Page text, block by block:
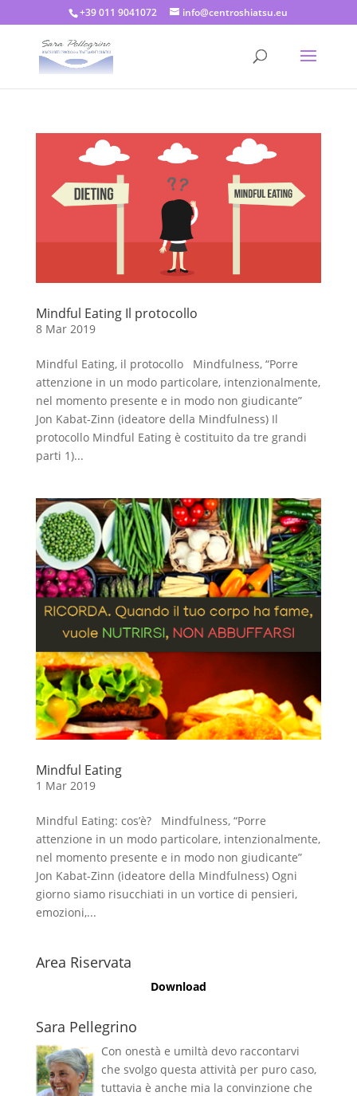
+39 011 9041072 info@centroshiatsu.eu
Mindful Eating Il protocollo
8 Mar 2019
Mindful Eating, il protocollo Mindfulness, “Porre
attenzione in un modo particolare, intenzionalmente,
nel momento presente e in modo non giudicante”
Jon Kabat-Zinn (ideatore della Mindfulness) Il
protocollo Mindful Eating è costituito da tre grandi
parti 1)...
Mindful Eating
1 Mar 2019
Mindful Eating: cos’è? Mindfulness, “Porre
attenzione in un modo particolare, intenzionalmente,
nel momento presente e in modo non giudicante”
Jon Kabat-Zinn (ideatore della Mindfulness) Ogni
giorno siamo risucchiati in un vortice di pensieri,
emozioni,...
Area Riservata
Download
Sara Pellegrino
Con onestà e umiltà devo raccontarvi
che svolgo questa attività per puro caso,
tuttavia è anche mia la convinzione che